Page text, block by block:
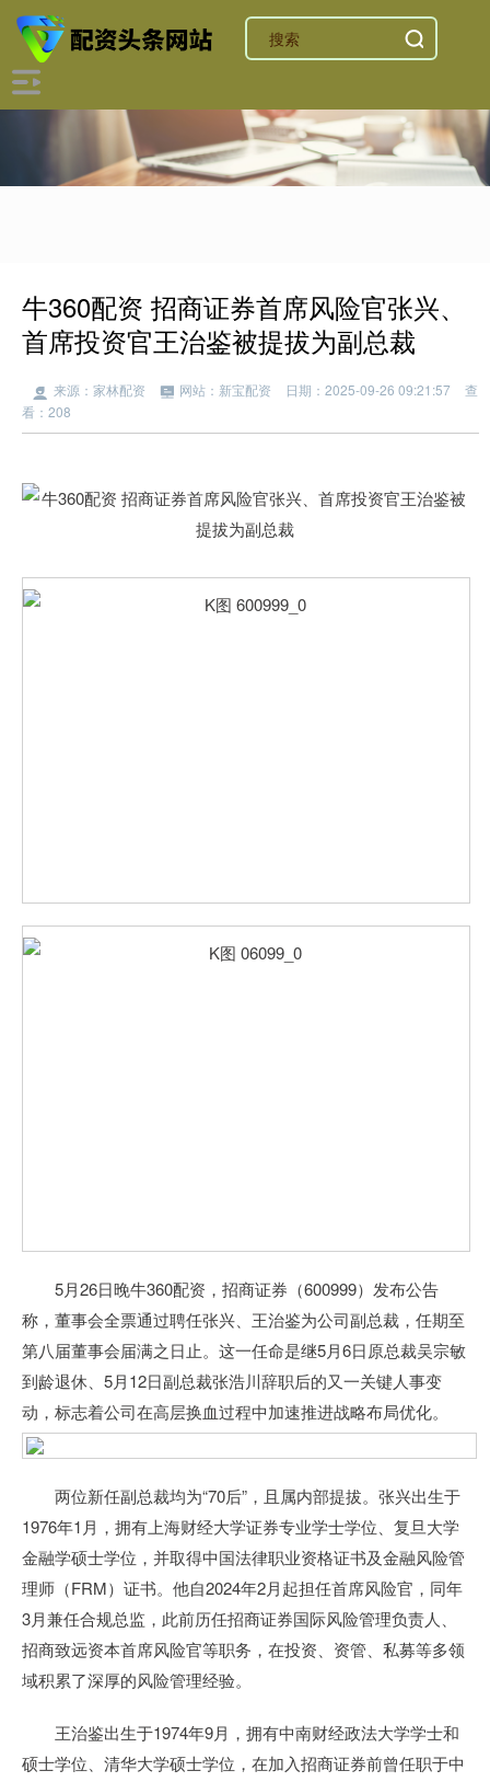
牛360配资 招商证券首席风险官张兴、
首席投资官王治鉴被提拔为副总裁
来源：家林配资 网站：新宝配资 日期：2025-09-26 09:21:57
查
看：208
5月26日晚牛360配资，招商证券（600999）发布公告
称，董事会全票通过聘任张兴、王治鉴为公司副总裁，任期至
第八届董事会届满之日止。这一任命是继5月6日原总裁吴宗敏
到龄退休、5月12日副总裁张浩川辞职后的又一关键人事变
动，标志着公司在高层换血过程中加速推进战略布局优化。
两位新任副总裁均为“70后”，且属内部提拔。张兴出生于
1976年1月，拥有上海财经大学证券专业学士学位、复旦大学
金融学硕士学位，并取得中国法律职业资格证书及金融风险管
理师（FRM）证书。他自2024年2月起担任首席风险官，同年
3月兼任合规总监，此前历任招商证券国际风险管理负责人、
招商致远资本首席风险官等职务，在投资、资管、私募等多领
域积累了深厚的风险管理经验。
王治鉴出生于1974年9月，拥有中南财经政法大学学士和
硕士学位、清华大学硕士学位，在加入招商证券前曾任职于中